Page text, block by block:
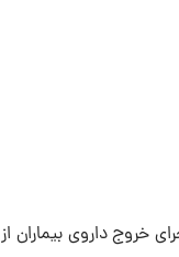
داروی بیماران از